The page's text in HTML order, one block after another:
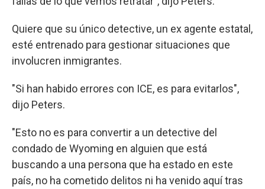
Quiere que su único detective, un ex agente estatal,
esté entrenado para gestionar situaciones que
involucren inmigrantes.
"Si han habido errores con ICE, es para evitarlos",
dijo Peters.
"Esto no es para convertir a un detective del
condado de Wyoming en alguien que está
buscando a una persona que ha estado en este
país, no ha cometido delitos ni ha venido aquí tras